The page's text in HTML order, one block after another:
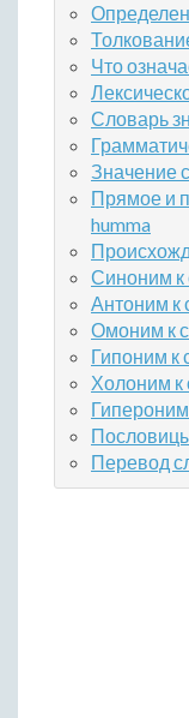
Что
Словарь
Значение
Прямое и
humma
Синоним к
Антоним к
Омоним к
Гипоним к
Холоним к
Перевод